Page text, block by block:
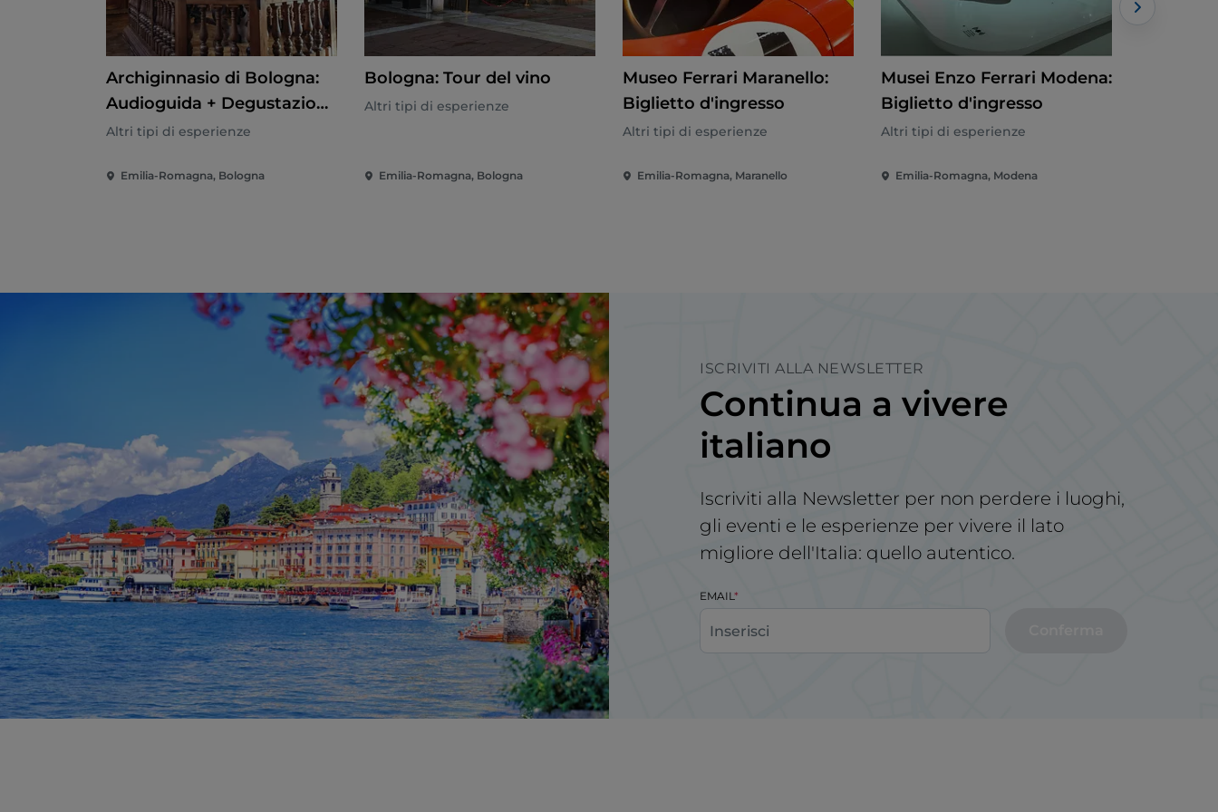
Archiginnasio di Bologna:
Audioguida + Degustazione
di cibi tipici
Altri tipi di esperienze
Emilia-Romagna, Bologna
Bologna: Tour del vino
Altri tipi di esperienze
Emilia-Romagna, Bologna
Museo Ferrari Maranello:
Biglietto d'ingresso
Altri tipi di esperienze
Emilia-Romagna, Maranello
Musei Enzo Ferrari Modena:
Biglietto d'ingresso
Altri tipi di esperienze
Emilia-Romagna, Modena
ISCRIVITI ALLA NEWSLETTER
Continua a vivere
italiano
Iscriviti alla Newsletter per non perdere i luoghi,
gli eventi e le esperienze per vivere il lato
migliore dell'Italia: quello autentico.
EMAIL